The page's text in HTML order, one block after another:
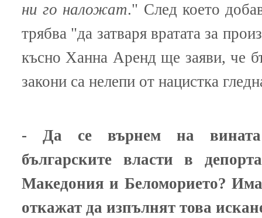
ни го наложат." След което
трябва "да затваря вратата за
късно Ханна Аренд ще заяви, че
закони са нелепи от нацистка
- Да се върнем на вината
българските власти в
Македония и Беломорието?
откажат да изпълнят това